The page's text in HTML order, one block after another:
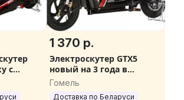
или 500W (усиленная версия)
35/40 км/ч (усиленная
с
по
1 370 р.
Электроскутер GTX5
новый на 3 года в
рассрочку Бесплатная
доставка по РБ. Права не
Гомель
Доставка по Беларуси